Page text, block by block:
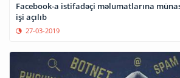
Facebook-a istifadəçi məlumatlarına
işi açılıb
27-03-2019